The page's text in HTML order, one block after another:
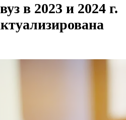
в 2023 и 2024 г.